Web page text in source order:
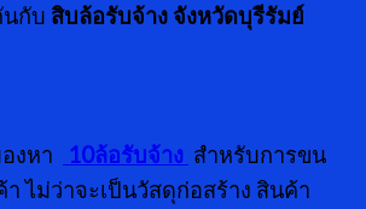
นกับ สิบล้อรับจ้าง จังหวัดบุรีรัมย์
งหา 10ล้อรับจ้าง สำหรับการขน
ไม่ว่าจะเป็นวัสดุก่อสร้าง สินค้า